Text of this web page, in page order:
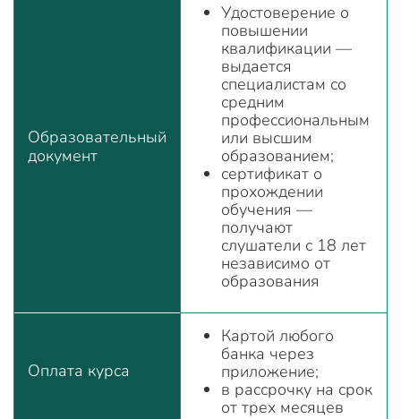
Образовательный
документ
Удостоверение о
повышении
квалификации —
выдается
специалистам со
средним
профессиональным
или высшим
образованием;
сертификат о
прохождении
обучения —
получают
слушатели с 18 лет
независимо от
образования
Оплата курса
Картой любого
банка через
приложение;
в рассрочку на срок
от трех месяцев